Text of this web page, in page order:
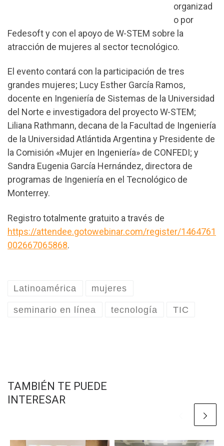
organizad
o por
Fedesoft y con el apoyo de W-STEM sobre la
atracción de mujeres al sector tecnológico.
El evento contará con la participación de tres
grandes mujeres; Lucy Esther García Ramos,
docente en Ingeniería de Sistemas de la Universidad
del Norte e investigadora del proyecto W-STEM;
Liliana Rathmann, decana de la Facultad de Ingeniería
de la Universidad Atlántida Argentina y Presidente de
la Comisión «Mujer en Ingeniería» de CONFEDI; y
Sandra Eugenia García Hernández, directora de
programas de Ingeniería en el Tecnológico de
Monterrey.
Registro totalmente gratuito a través de
https://attendee.gotowebinar.com/register/1464761
002667065868.
Latinoamérica mujeres
seminario en línea tecnología TIC
TAMBIÉN TE PUEDE
INTERESAR